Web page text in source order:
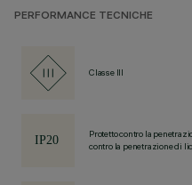
PERFORMANCE TECNICHE
Classe III
Protetto contro la
contro la penetrazione di